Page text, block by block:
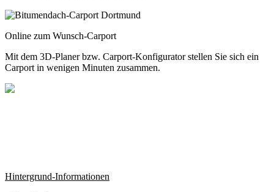
Online zum Wunsch-Carport
Mit dem 3D-Planerbzw. Carport-Konfiguratorstellen Sie sich ein
Carport in wenigen Minuten zusammen.
Hintergrund-Informationen